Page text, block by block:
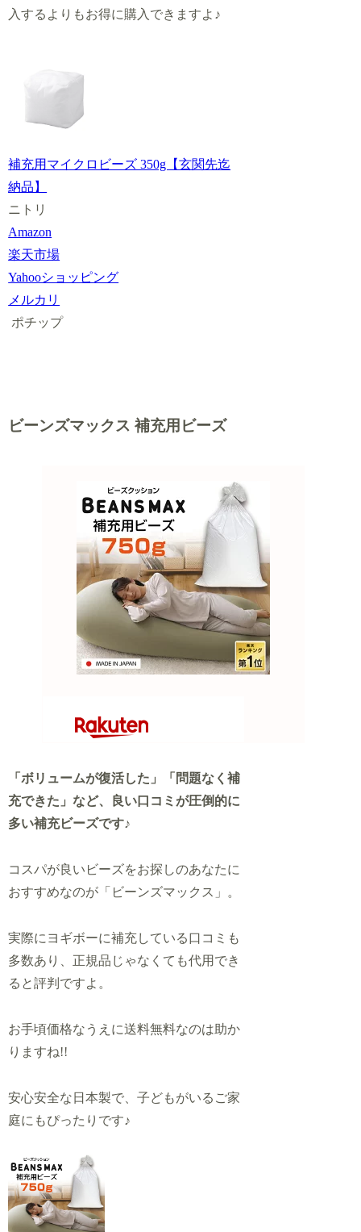
入するよりもお得に購入できますよ♪
補充用マイクロビーズ 350g【玄関先迄
納品】
ニトリ
Amazon
楽天市場
Yahooショッピング
メルカリ
ポチップ
ビーンズマックス 補充用ビーズ
「ボリュームが復活した」「問題なく補
充できた」など、良い口コミが圧倒的に
多い補充ビーズです♪
コスパが良いビーズをお探しのあなたに
おすすめなのが「ビーンズマックス」。
実際にヨギボーに補充している口コミも
多数あり、正規品じゃなくても代用でき
ると評判ですよ。
お手頃価格なうえに送料無料なのは助か
りますね!!
安心安全な日本製で、子どもがいるご家
庭にもぴったりです♪